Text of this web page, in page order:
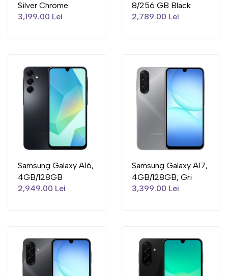
Silver Chrome
3,199.00 Lei
8/256 GB Black
2,789.00 Lei
Samsung Galaxy A16,
4GB/128GB
2,949.00 Lei
Samsung Galaxy A17,
4GB/128GB, Gri
3,399.00 Lei